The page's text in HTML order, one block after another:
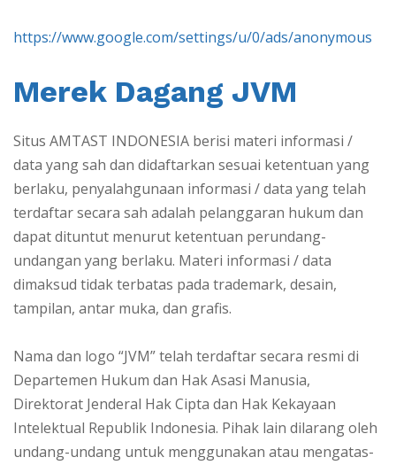
https://www.google.com/settings/u/0/ads/anonymous
Merek Dagang JVM
Situs AMTAST INDONESIA berisi materi informasi /
data yang sah dan didaftarkan sesuai ketentuan yang
berlaku, penyalahgunaan informasi / data yang telah
terdaftar secara sah adalah pelanggaran hukum dan
dapat dituntut menurut ketentuan perundang-
undangan yang berlaku. Materi informasi / data
dimaksud tidak terbatas pada trademark, desain,
tampilan, antar muka, dan grafis.
Nama dan logo “JVM” telah terdaftar secara resmi di
Departemen Hukum dan Hak Asasi Manusia,
Direktorat Jenderal Hak Cipta dan Hak Kekayaan
Intelektual Republik Indonesia. Pihak lain dilarang oleh
undang-undang untuk menggunakan atau mengatas-